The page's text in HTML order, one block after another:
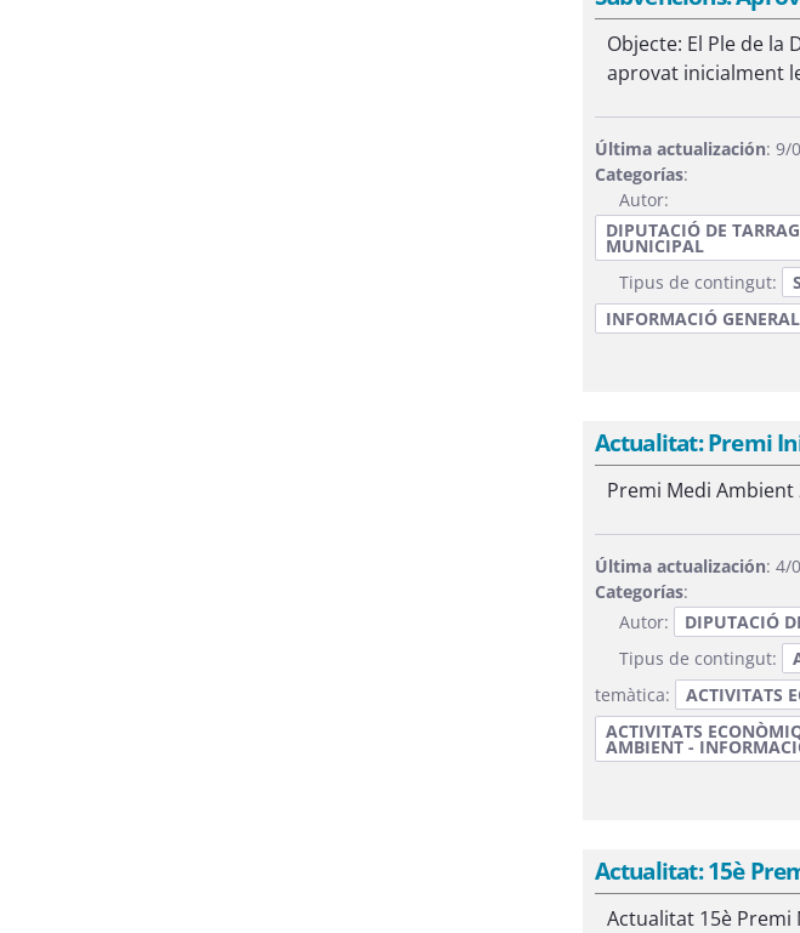
Objecte: El Ple de la
aprovat inicialment
Última actualización: 9/
Categorías:
Autor:
DIPUTACIÓ DE
MUNICIPAL
Tipus de contingut:
INFORMACIÓ GENERAL
Actualitat: Premi
Premi Medi Ambient
Última actualización: 4/
Categorías:
Autor:
DIPUTACIÓ
Tipus de contingut:
temàtica:
ACTIVITATS
ACTIVITATS
AMBIENT -
Actualitat: 15è
Actualitat 15è Premi